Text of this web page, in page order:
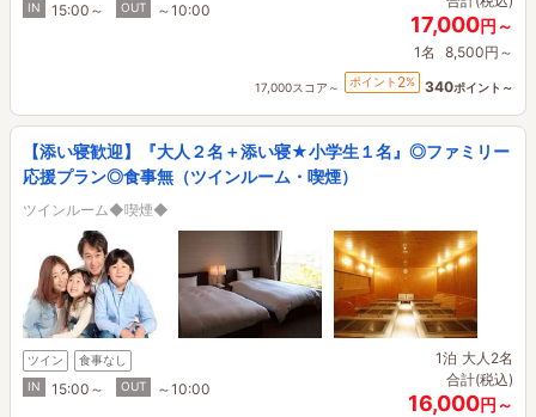
IN
15:00～ OUT ～10:00
17,000円～
1名 8,500円～
17,000スコア～ ポイント 2% 340ポイント～
【添い寝歓迎】『大人２名＋添い寝★小学生１名』◎ファミリー
応援プラン◎食事無（ツインルーム・喫煙）
ツインルーム◆喫煙◆
ツイン
食事なし
IN
15:00～ OUT ～10:00
1泊 大人2名
合計(税込)
16,000円～